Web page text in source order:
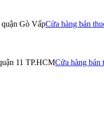
Cửa hàng bán
Cửa hàng bán